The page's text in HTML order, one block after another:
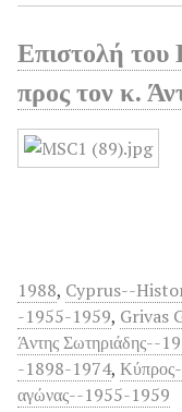
Επιστολή του
προς τον κ.
1988, Cyprus--
-1955-1959, Grivas
Άντης Σωτηριάδης--
-1898-1974,
αγώνας--1955-1959